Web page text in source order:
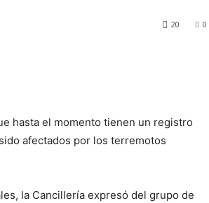
0
20
hasta el momento tienen un registro
afectados por los terremotos
la Cancillería expresó del grupo de